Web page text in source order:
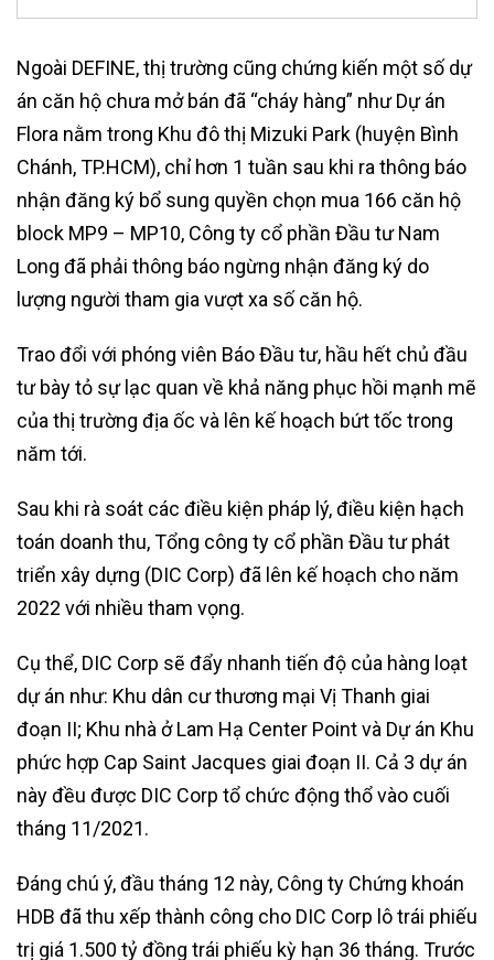
Ngoài DEFINE, thị trường cũng chứng kiến một số dự
án căn hộ chưa mở bán đã “cháy hàng” như Dự án
Flora nằm trong Khu đô thị Mizuki Park (huyện Bình
Chánh, TP.HCM), chỉ hơn 1 tuần sau khi ra thông báo
nhận đăng ký bổ sung quyền chọn mua 166 căn hộ
block MP9 – MP10, Công ty cổ phần Đầu tư Nam
Long đã phải thông báo ngừng nhận đăng ký do
lượng người tham gia vượt xa số căn hộ.
Trao đổi với phóng viên Báo Đầu tư, hầu hết chủ đầu
tư bày tỏ sự lạc quan về khả năng phục hồi mạnh mẽ
của thị trường địa ốc và lên kế hoạch bứt tốc trong
năm tới.
Sau khi rà soát các điều kiện pháp lý, điều kiện hạch
toán doanh thu, Tổng công ty cổ phần Đầu tư phát
triển xây dựng (DIC Corp) đã lên kế hoạch cho năm
2022 với nhiều tham vọng.
Cụ thể, DIC Corp sẽ đẩy nhanh tiến độ của hàng loạt
dự án như: Khu dân cư thương mại Vị Thanh giai
đoạn II; Khu nhà ở Lam Hạ Center Point và Dự án Khu
phức hợp Cap Saint Jacques giai đoạn II. Cả 3 dự án
này đều được DIC Corp tổ chức động thổ vào cuối
tháng 11/2021.
Đáng chú ý, đầu tháng 12 này, Công ty Chứng khoán
HDB đã thu xếp thành công cho DIC Corp lô trái phiếu
trị giá 1.500 tỷ đồng trái phiếu kỳ hạn 36 tháng. Trước